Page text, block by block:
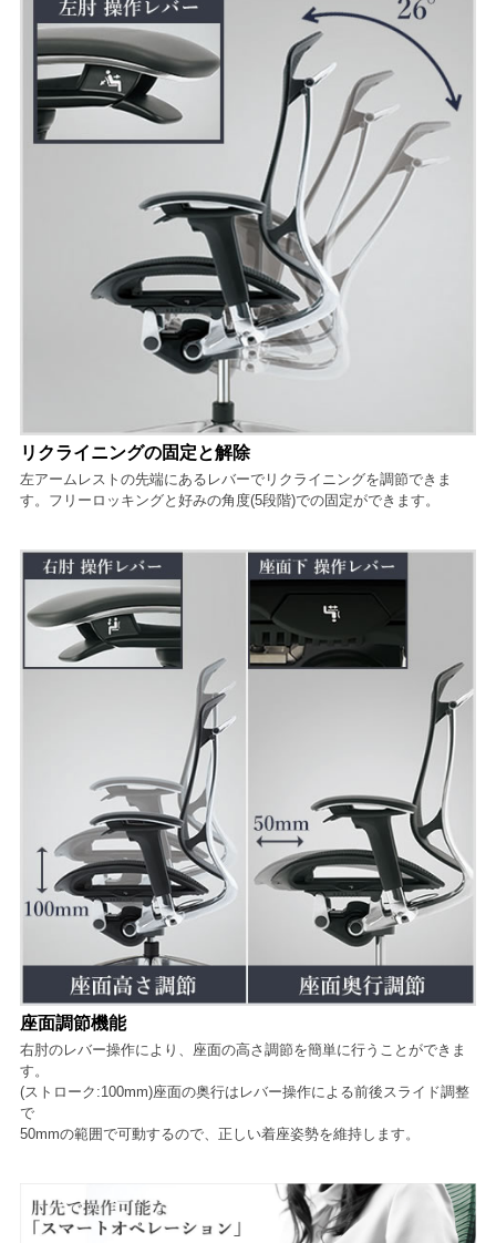
リクライニングの固定と解除
左アームレストの先端にあるレバーでリクライニングを調節できま
す。フリーロッキングと好みの角度(5段階)での固定ができます。
座面調節機能
右肘のレバー操作により、座面の高さ調節を簡単に行うことができま
す。
(ストローク:100mm)座面の奥行はレバー操作による前後スライド調整
で
50mmの範囲で可動するので、正しい着座姿勢を維持します。